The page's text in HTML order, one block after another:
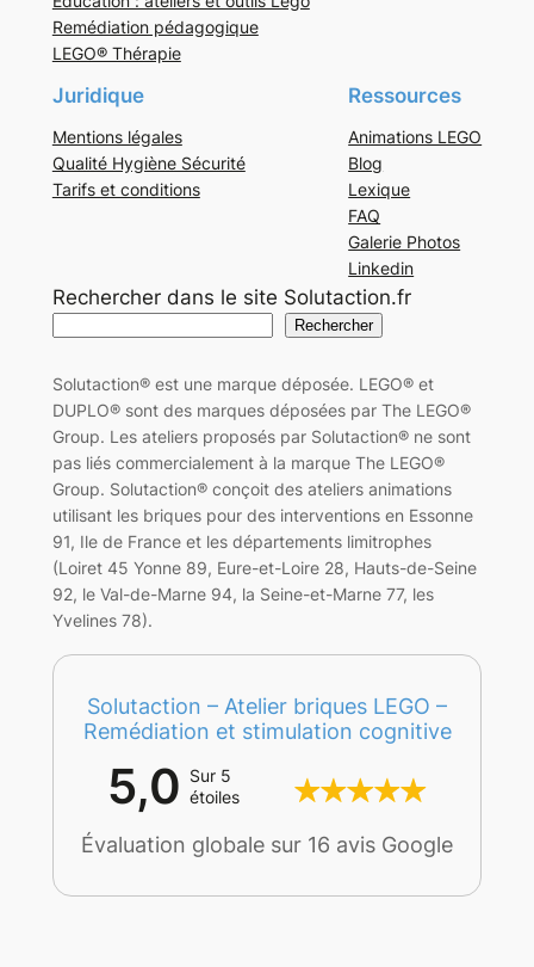
Remédiation pédagogique
LEGO® Thérapie
Juridique
Mentions légales
Qualité Hygiène Sécurité
Tarifs et conditions
Ressources
Animations LEGO
Blog
Lexique
FAQ
Galerie Photos
Linkedin
Rechercher dans le site Solutaction.fr
Rechercher
Solutaction® est une marque déposée. LEGO® et
DUPLO® sont des marques déposées par The LEGO®
Group. Les ateliers proposés par Solutaction® ne sont
pas liés commercialement à la marque The LEGO®
Group. Solutaction® conçoit des ateliers animations
utilisant les briques pour des interventions en Essonne
91, Ile de France et les départements limitrophes
(Loiret 45 Yonne 89, Eure-et-Loire 28, Hauts-de-Seine
92, le Val-de-Marne 94, la Seine-et-Marne 77, les
Yvelines 78).
Solutaction – Atelier briques LEGO –
Remédiation et stimulation cognitive
5,0 Sur 5
étoiles
Évaluation globale sur 16 avis Google